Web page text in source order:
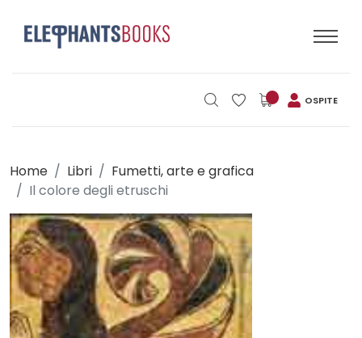
OSPITE
Home Libri
Fumetti, arte e grafica
Il colore degli etruschi